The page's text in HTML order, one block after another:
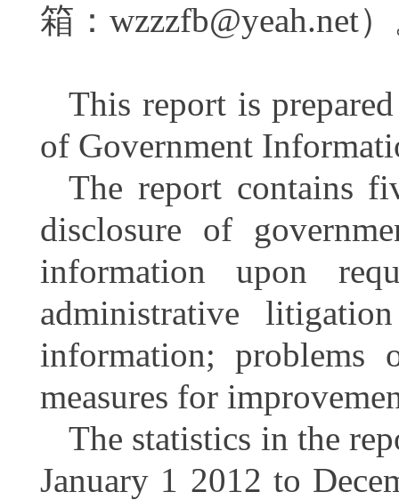
箱：wzzzfb@yeah.net
This report is
of Government
The report contains
disclosure of
information upon
administrative
information; problems
measures for
The statistics in the
January 1 2012 to